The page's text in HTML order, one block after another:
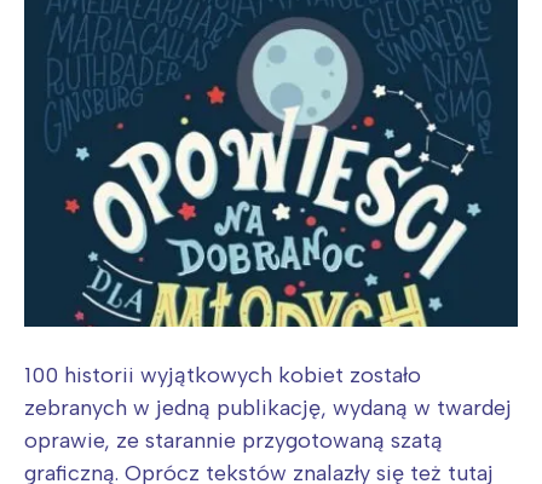
100 historii wyjątkowych kobiet zostało
zebranych w jedną publikację, wydaną w twardej
oprawie, ze starannie przygotowaną szatą
graficzną. Oprócz tekstów znalazły się też tutaj